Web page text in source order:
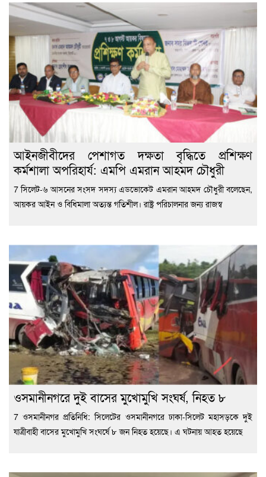
‎আইনজীবীদের পেশাগত দক্ষতা বৃদ্ধিতে প্রশিক্ষণ
কর্মশালা অপরিহার্য: এমপি এমরান আহমদ চৌধুরী
7 ‎সিলেট-৬ আসনের সংসদ সদস্য এডভোকেট এমরান আহমদ চৌধুরী বলেছেন,
আয়কর আইন ও বিধিমালা অত্যন্ত গতিশীল। রাষ্ট্র পরিচালনার জন্য রাজস্ব
ওসমানীনগরে দুই বাসের মুখোমুখি সংঘর্ষ, নিহত ৮
7 ওসমানীনগর প্রতিনিধি: সিলেটের ওসমানীনগরে ঢাকা-সিলেট মহাসড়কে দুই
যাত্রীবাহী বাসের মুখোমুখি সংঘর্ষে ৮ জন নিহত হয়েছে। এ ঘটনায় আহত হয়েছে